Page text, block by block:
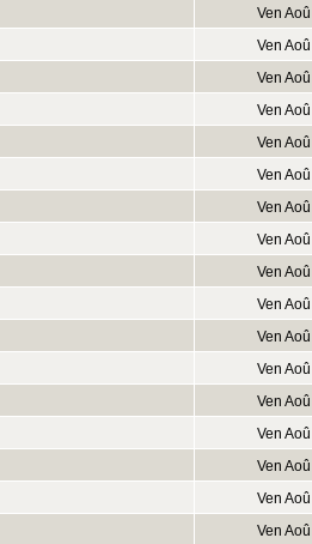
Ven
Ven
Ven
Ven
Ven
Ven
Ven
Ven
Ven
Ven
Ven
Ven
Ven
Ven
Ven
Ven
Ven